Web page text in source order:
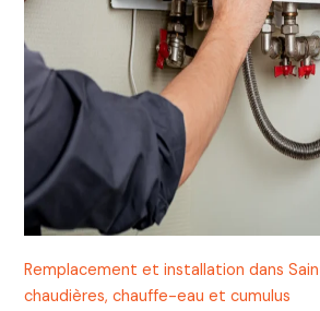
Remplacement et installation dans
chaudières, chauffe-eau et cumulus